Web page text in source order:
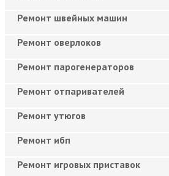
Ремонт швейных машин
Ремонт оверлоков
Ремонт парогенераторов
Ремонт отпаривателей
Ремонт утюгов
Ремонт ибп
Ремонт игровых приставок